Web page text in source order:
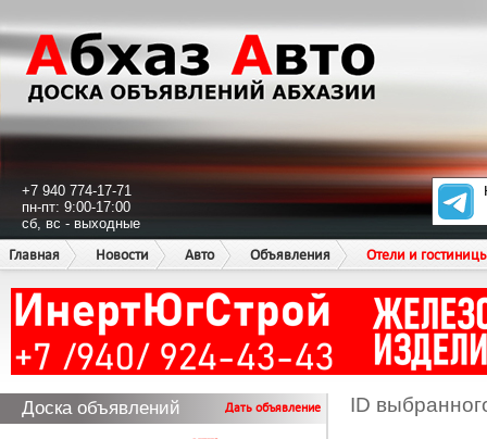
+7 940 774-17-71
пн-пт: 9:00-17:00
сб, вс - выходные
Главная
Новости Авто Объявления Отели и
Доска объявлений Дать объявление ID